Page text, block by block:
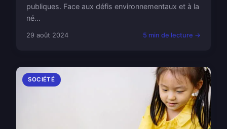
publiques. Face aux défis environnementaux et à la
né...
29 août 2024 5 min de lecture →
SOCIÉTÉ